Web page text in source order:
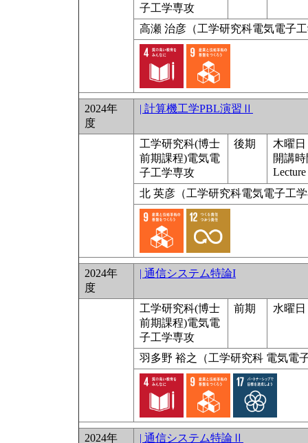
子工学専攻
高瀬 治彦（工学研究科電気電子
2024年
度
| 計算機工学PBL演習Ⅱ
工学研究科(博士
前期課程)電気電
子工学専攻
後期
木曜日
開講
Lecture
北 英彦（工学研究科電気電子工
2024年
度
| 通信システム特論I
工学研究科(博士
前期課程)電気電
子工学専攻
前期 水曜日
⽻多野 裕之（⼯学研究科 電気電
2024年
| 通信システム特論Ⅱ